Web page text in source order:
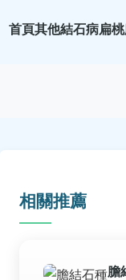
首頁其他結石病扁
相關推薦
膽